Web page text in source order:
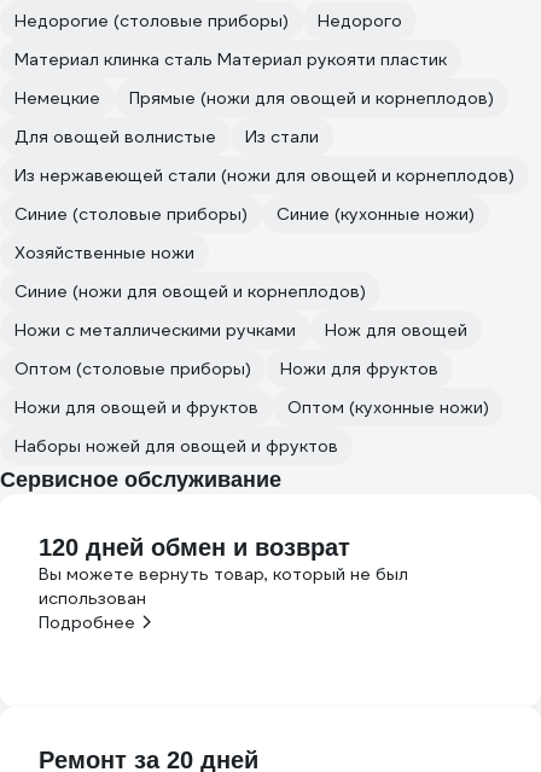
Недорогие (столовые приборы)
Недорого
Материал клинка сталь Материал рукояти пластик
Немецкие
Прямые (ножи для овощей и корнеплодов)
Для овощей волнистые
Из стали
Из нержавеющей стали (ножи для овощей и корнеплодов)
Синие (столовые приборы)
Синие (кухонные ножи)
Хозяйственные ножи
Синие (ножи для овощей и корнеплодов)
Ножи с металлическими ручками
Нож для овощей
Оптом (столовые приборы)
Ножи для фруктов
Ножи для овощей и фруктов
Оптом (кухонные ножи)
Наборы ножей для овощей и фруктов
Сервисное обслуживание
120 дней обмен и возврат
Вы можете вернуть товар, который не был
использован
Подробнее
Ремонт за 20 дней